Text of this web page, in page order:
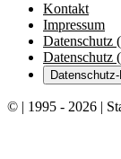
Kontakt
Impressum
Datenschutz
Datenschutz
© | 1995 - 2026 |